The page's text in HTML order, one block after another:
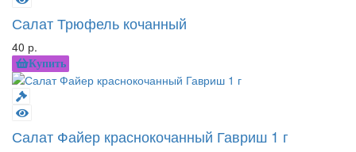
Салат Трюфель кочанный
40 р.
Купить
Салат Файер краснокочанный Гавриш 1 г